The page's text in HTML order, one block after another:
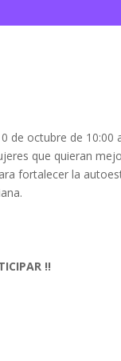
de octubre de
que quieran
fortalecer la
!!